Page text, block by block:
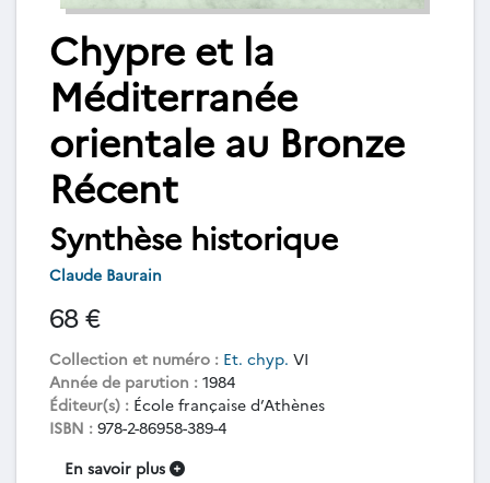
Chypre et la
Méditerranée
orientale au Bronze
Récent
Synthèse historique
Claude Baurain
68 €
Collection et numéro : Et. chyp. VI
Année de parution : 1984
Éditeur(s) : École française d’Athènes
ISBN : 978-2-86958-389-4
En savoir plus